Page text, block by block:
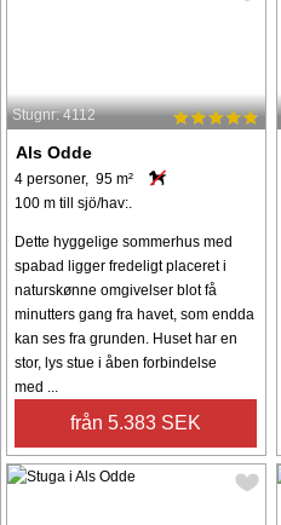
Stugnr: 4112
Als Odde
4 personer, 95 m²
100 m till sjö/hav:.
Dette hyggelige sommerhus med
spabad ligger fredeligt placeret i
naturskønne omgivelser blot få
minutters gang fra havet, som endda
kan ses fra grunden. Huset har en
stor, lys stue i åben forbindelse
med ...
från 5.383 SEK